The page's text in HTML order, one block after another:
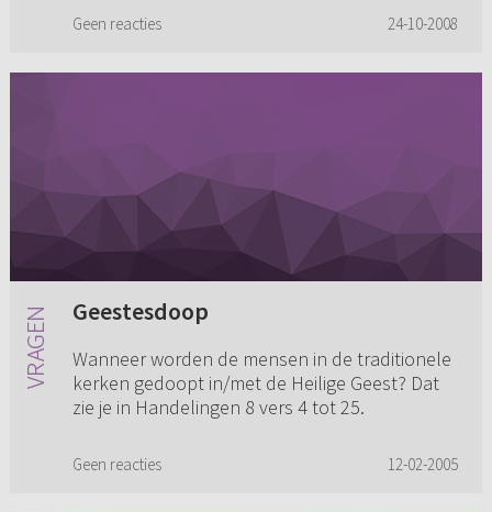
Calvijn z’n “Institutie” g...
Geen reacties 24-10-2008
Geestesdoop
Wanneer worden de mensen in de traditionele
kerken gedoopt in/met de Heilige Geest? Dat
zie je in Handelingen 8 vers 4 tot 25.
Geen reacties 12-02-2005